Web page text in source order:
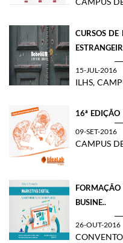
CURSOS DE
15-JUL-2016
ILHS,
16ª
09-SET-2016
CAMPUS
BUSINE..
26-OUT-2016